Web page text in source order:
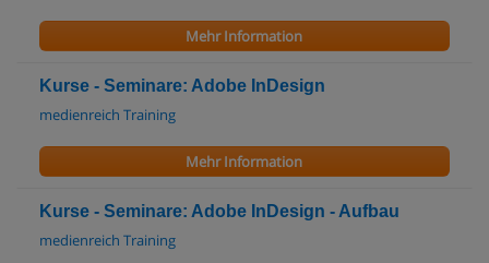
Mehr Information
Kurse - Seminare: Adobe InDesign
medienreich Training
Mehr Information
Kurse - Seminare: Adobe InDesign - Aufbau
medienreich Training